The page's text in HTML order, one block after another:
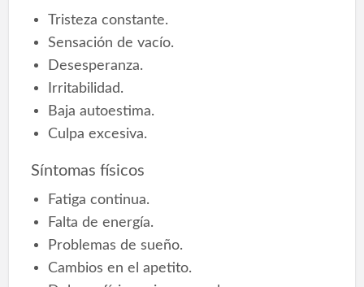
Tristeza constante.
Sensación de vacío.
Desesperanza.
Irritabilidad.
Baja autoestima.
Culpa excesiva.
Síntomas físicos
Fatiga continua.
Falta de energía.
Problemas de sueño.
Cambios en el apetito.